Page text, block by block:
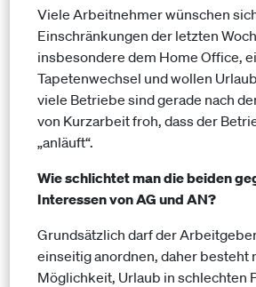
Viele Arbeitnehmer wünschen
Einschränkungen der letzten
insbesondere dem Home Office,
Tapetenwechsel und wollen
viele Betriebe sind gerade nach
von Kurzarbeit froh, dass der
„anläuft“.
Wie schlichtet man die beiden
Interessen von AG und AN?
Grundsätzlich darf der
einseitig anordnen, daher besteht
Möglichkeit, Urlaub in schlechten